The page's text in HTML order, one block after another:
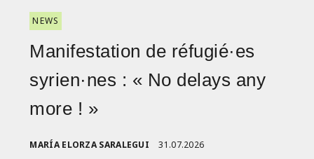
NEWS
Manifestation de réfugié·es
syrien·nes : « No delays any
more ! »
MARÍA ELORZA SARALEGUI 31.07.2026